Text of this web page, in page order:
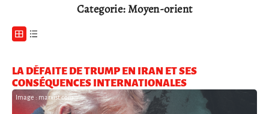
Categorie: Moyen-orient
LA DÉFAITE DE TRUMP EN IRAN ET SES
CONSÉQUENCES INTERNATIONALES
Image : marxist.com.